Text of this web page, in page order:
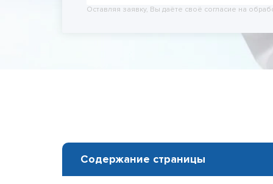
Оставляя заявку, Вы даёте своё согласие на
Содержание страницы